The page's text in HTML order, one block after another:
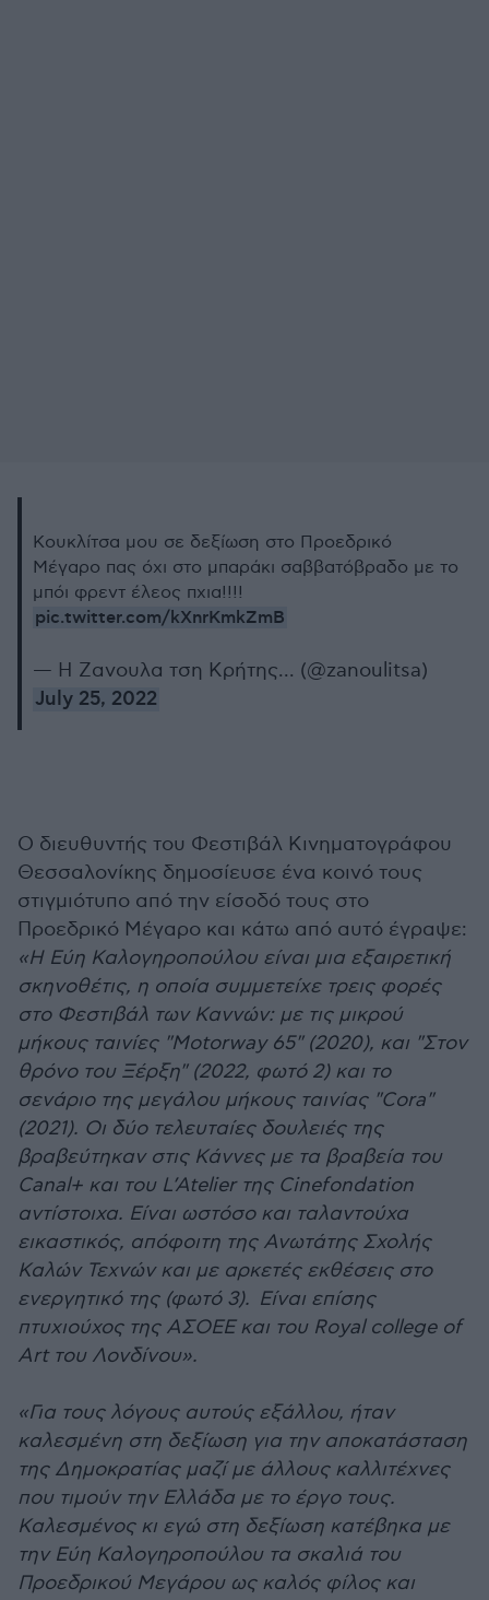
Κουκλίτσα μου σε δεξίωση στο Προεδρικό
Μέγαρο πας όχι στο μπαράκι σαββατόβραδο με το
μπόι φρεντ έλεος πχια!!!!
pic.twitter.com/kXnrKmkZmB
— Η Ζανουλα τση Κρήτης... (@zanoulitsa)
July 25, 2022
Ο διευθυντής του Φεστιβάλ Κινηματογράφου
Θεσσαλονίκης δημοσίευσε ένα κοινό τους
στιγμιότυπο από την είσοδό τους στο
Προεδρικό Μέγαρο και κάτω από αυτό έγραψε:
«Η Eύη Καλογηροπούλου είναι μια εξαιρετική
σκηνοθέτις, η οποία συμμετείχε τρεις φορές
στο Φεστιβάλ των Καννών: με τις μικρού
μήκους ταινίες "Μotorway 65" (2020), και "Στον
θρόνο του Ξέρξη" (2022, φωτό 2) και το
σενάριο της μεγάλου μήκους ταινίας "Cora"
(2021). Οι δύο τελευταίες δουλειές της
βραβεύτηκαν στις Κάννες με τα βραβεία του
Canal+ και του L’Atelier της Cinefondation
αντίστοιχα. Eίναι ωστόσο και ταλαντούχα
εικαστικός, απόφοιτη της Ανωτάτης Σχολής
Καλών Τεχνών και με αρκετές εκθέσεις στο
ενεργητικό της (φωτό 3). Είναι επίσης
πτυχιούχος της ΑΣΟΕΕ και του Royal college of
Art του Λονδίνου».
«Για τους λόγους αυτούς εξάλλου, ήταν
καλεσμένη στη δεξίωση για την αποκατάσταση
της Δημοκρατίας μαζί με άλλους καλλιτέχνες
που τιμούν την Ελλάδα με το έργο τους.
Καλεσμένος κι εγώ στη δεξίωση κατέβηκα με
την Εύη Καλογηροπούλου τα σκαλιά του
Προεδρικού Μεγάρου ως καλός φίλος και